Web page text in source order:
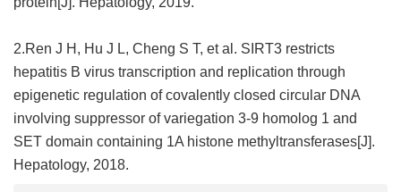
2.Ren J H, Hu J L, Cheng S T, et al. SIRT3 restricts
hepatitis B virus transcription and replication through
epigenetic regulation of covalently closed circular DNA
involving suppressor of variegation 3‐9 homolog 1 and
SET domain containing 1A histone methyltransferases[J].
Hepatology, 2018.